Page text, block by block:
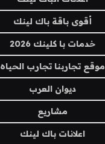
أقوى باقة باك لينك
خدمات با كلينك 2026
موقع تجاربنا تجارب الحياه
ديوان العرب
مشاريع
اعلانات باك لينك